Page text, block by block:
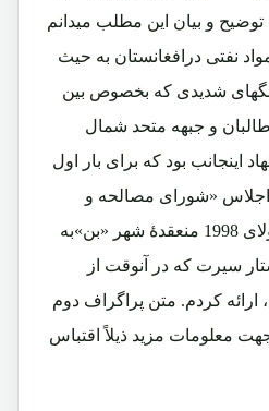
و بیان این مطلب میدانم
نفتی درافغانستان به حیث
شدیدی که بخصوص بین
1997 تا 2001 بین طالبان و جبهه متحد شمال
اینجانب بود که برای بار اول
اجلاس «شورای مصالحه و
وحدت ملی»، مورخ 18 جولای 1998 منعقدۀ شهر «بن»به
سیرت که در آنوقت از
ارائه کردم. متن پراگراف دوم
معلومات مزید ذیلاً اقتباس